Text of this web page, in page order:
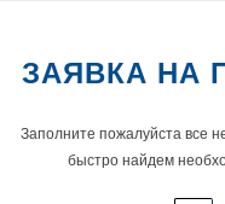
ЗАЯВКА НА
Заполните пожалуйста все
быстро найдем